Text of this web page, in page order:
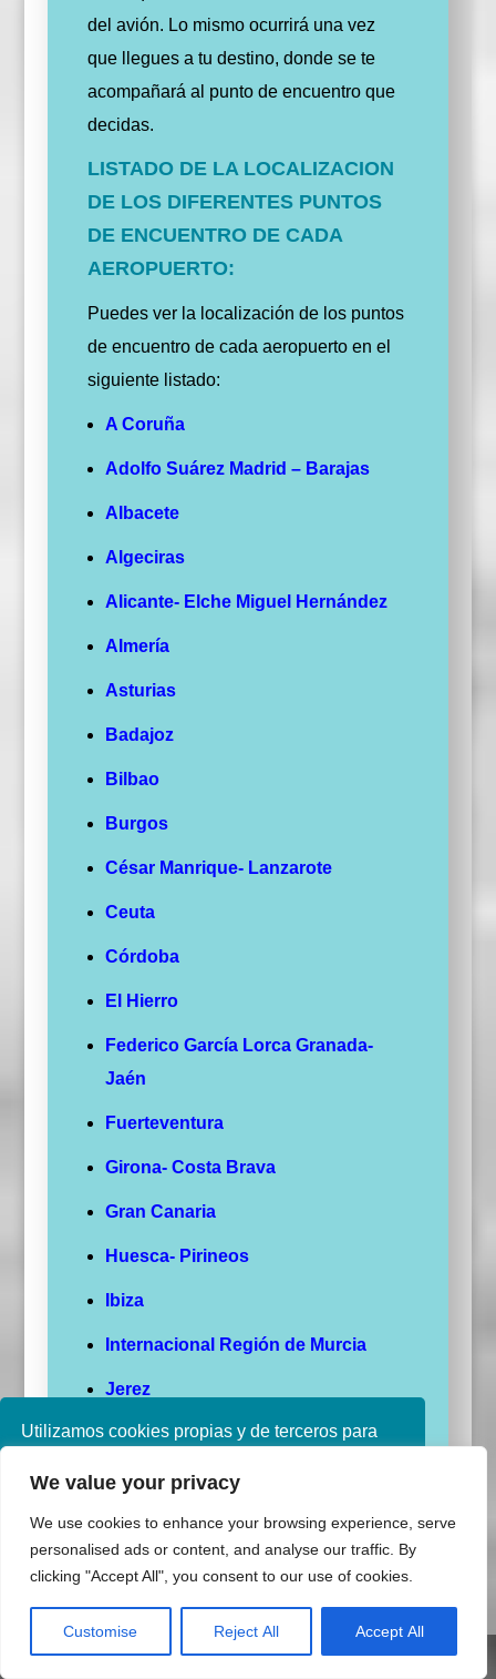
Utilizamos cookies propias y de terceros para
navegando, consideramos que acepta su uso.
política de cookies consulte nuestra
Política de
privacidad
We value your privacy
We use cookies to enhance your browsing experience, serve
personalised ads or content, and analyse our traffic. By
clicking "Accept All", you consent to our use of cookies.
Customise Reject All Accept All
del avión. Lo mismo ocurrirá una vez
que llegues a tu destino, donde se te
acompañará al punto de encuentro que
decidas.
LISTADO DE LA LOCALIZACION
DE LOS DIFERENTES PUNTOS
DE ENCUENTRO DE CADA
AEROPUERTO:
Puedes ver la localización de los puntos
de encuentro de cada aeropuerto en el
siguiente listado:
A Coruña
Adolfo Suárez Madrid – Barajas
Albacete
Algeciras
Alicante- Elche Miguel Hernández
Almería
Asturias
Badajoz
Bilbao
Burgos
César Manrique- Lanzarote
Ceuta
Córdoba
El Hierro
Federico García Lorca Granada-
Jaén
Fuerteventura
Girona- Costa Brava
Gran Canaria
Huesca- Pirineos
Ibiza
Internacional Región de Murcia
Jerez
Josep Tarradellas Barcelona- El
La Palma
Logroño- Agoncillo
Share This